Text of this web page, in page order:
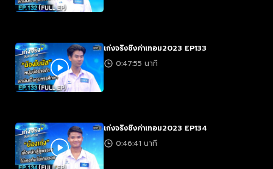
เก่งจริงชิงค่าเทอม2023 EP133
0:47:55 นาที
เก่งจริงชิงค่าเทอม2023 EP134
0:46:41 นาที